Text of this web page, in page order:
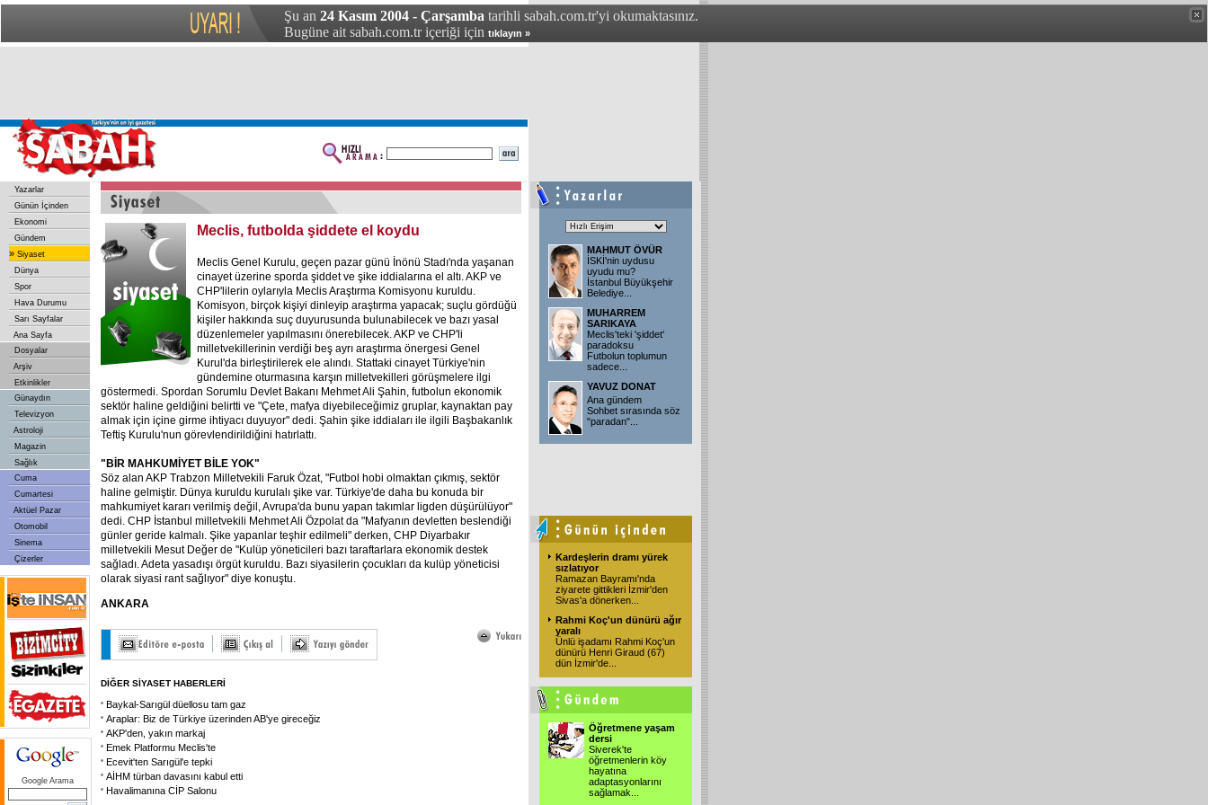
Şu an 24 Kasım 2004 - Çarşamba tarihli sabah.com.tr'yi okumaktasınız.
Bugüne ait sabah.com.tr içeriği için tıklayın »
Yazarlar
Günün İçinden
Ekonomi
Gündem
» Siyaset
Dünya
Spor
Hava Durumu
Sarı Sayfalar
Ana Sayfa
Dosyalar
Arşiv
Etkinlikler
Günaydın
Televizyon
Astroloji
Magazin
Sağlık
Cuma
Cumartesi
Aktüel Pazar
Otomobil
Sinema
Çizerler
Google Arama
Meclis, futbolda şiddete el koydu
Meclis Genel Kurulu, geçen pazar günü İnönü Stadı'nda yaşanan
cinayet üzerine sporda şiddet ve şike iddialarına el altı. AKP ve
CHP'lilerin oylarıyla Meclis Araştırma Komisyonu kuruldu.
Komisyon, birçok kişiyi dinleyip araştırma yapacak; suçlu gördüğü
kişiler hakkında suç duyurusunda bulunabilecek ve bazı yasal
düzenlemeler yapılmasını önerebilecek. AKP ve CHP'li
milletvekillerinin verdiği beş ayrı araştırma önergesi Genel
Kurul'da birleştirilerek ele alındı. Stattaki cinayet Türkiye'nin
gündemine oturmasına karşın milletvekilleri görüşmelere ilgi
göstermedi. Spordan Sorumlu Devlet Bakanı Mehmet Ali Şahin, futbolun ekonomik
sektör haline geldiğini belirtti ve "Çete, mafya diyebileceğimiz gruplar, kaynaktan pay
almak için içine girme ihtiyacı duyuyor" dedi. Şahin şike iddiaları ile ilgili Başbakanlık
Teftiş Kurulu'nun görevlendirildiğini hatırlattı.
"BİR MAHKUMİYET BİLE YOK"
Söz alan AKP Trabzon Milletvekili Faruk Özat, "Futbol hobi olmaktan çıkmış, sektör
haline gelmiştir. Dünya kuruldu kurulalı şike var. Türkiye'de daha bu konuda bir
mahkumiyet kararı verilmiş değil, Avrupa'da bunu yapan takımlar ligden düşürülüyor"
dedi. CHP İstanbul milletvekili Mehmet Ali Özpolat da "Mafyanın devletten beslendiği
günler geride kalmalı. Şike yapanlar teşhir edilmeli" derken, CHP Diyarbakır
milletvekili Mesut Değer de "Kulüp yöneticileri bazı taraftarlara ekonomik destek
sağladı. Adeta yasadışı örgüt kuruldu. Bazı siyasilerin çocukları da kulüp yöneticisi
olarak siyasi rant sağlıyor" diye konuştu.
ANKARA
DİĞER SİYASET HABERLERİ
Baykal-Sarıgül düellosu tam gaz
Araplar: Biz de Türkiye üzerinden AB'ye gireceğiz
AKP'den, yakın markaj
Emek Platformu Meclis'te
Ecevit'ten Sarıgül'e tepki
AİHM türban davasını kabul etti
Havalimanına CİP Salonu
MAHMUT ÖVÜR
İSKİ'nin uydusu
uyudu mu?
İstanbul Büyükşehir
Belediye
MUHARREM
SARIKAYA
Meclis'teki 'şiddet'
paradoksu
Futbolun toplumun
sadece
YAVUZ DONAT
Ana gündem
Sohbet sırasında söz
"paradan"
Kardeşlerin dramı yürek
sızlatıyor
Ramazan Bayramı'nda
ziyarete gittikleri İzmir'den
Sivas'a dönerken
Rahmi Koç'un dünürü ağır
yaralı
Ünlü işadamı Rahmi Koç'un
dünürü Henri Giraud (67)
dün İzmir'de
Öğretmene yaşam
dersi
Siverek'te
öğretmenlerin köy
hayatına
adaptasyonlarını
sağlamak